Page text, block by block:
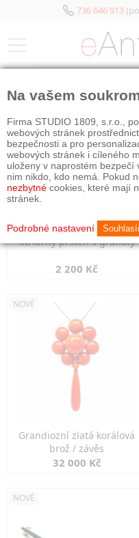
736 646 913
Stříbrný prsten s granáty
2 200 Kč
NOVÉ
Grandiozní zlatá korálová
brož / závěs
32 000 Kč
NOVÉ
Na vašem
Firma STUDIO 1809, s.r.o.,
webových stránek
bezpečnosti a pro
webových stránek i cíleného
uloženy v naprostém
nim nikdo, kdo nemá. Pokud
nezbytné cookies, které mají
stránek.
Podrobné nastavení